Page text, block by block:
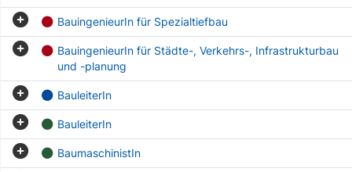
BauingenieurIn für Spezialtiefbau
BauingenieurIn für Städte-, Verkehrs-, Infrastrukturbau
und -planung
BauleiterIn
BauleiterIn
BaumaschinistIn